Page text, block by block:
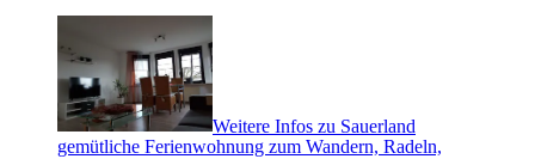
Weitere Infos zu Sauerland
gemütliche Ferienwohnung zum Wandern, Radeln,